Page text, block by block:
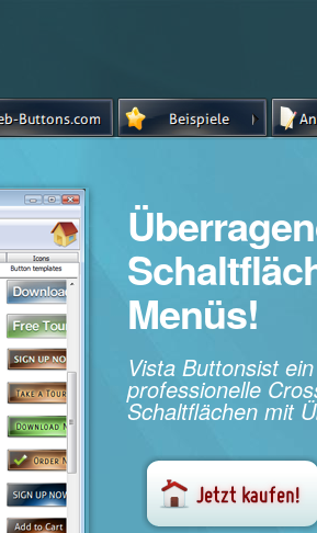
Menüs!
Vista Buttonsist
professionelle
Schaltflächen mit